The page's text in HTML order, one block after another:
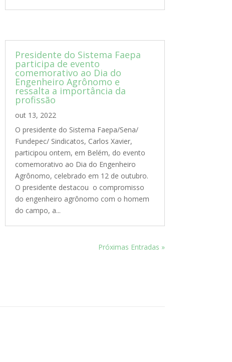
Presidente do Sistema Faepa
participa de evento
comemorativo ao Dia do
Engenheiro Agrônomo e
ressalta a importância da
profissão
out 13, 2022
O presidente do Sistema Faepa/Sena/
Fundepec/ Sindicatos, Carlos Xavier,
participou ontem, em Belém, do evento
comemorativo ao Dia do Engenheiro
Agrônomo, celebrado em 12 de outubro.
O presidente destacou o compromisso
do engenheiro agrônomo com o homem
do campo, a...
Próximas Entradas »